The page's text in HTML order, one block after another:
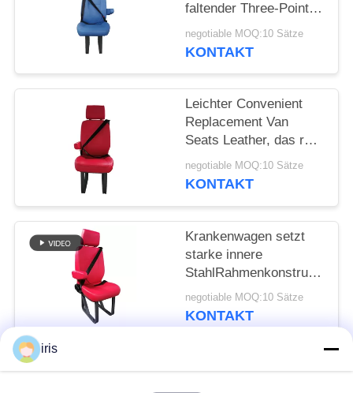
faltender Three-Point-
Sicherheitsgurt Rear
Van Seats With
negotiable MOQ:10 Sätze
KONTAKT
Leichter Convenient
Replacement Van
Seats Leather, das rote
Farbe umfasst
negotiable MOQ:10 Sätze
KONTAKT
Krankenwagen setzt
starke innere
StahlRahmenkonstruktions-
an der Wand
befestigtes
Multifunktions
negotiable MOQ:10 Sätze
KONTAKT
iris